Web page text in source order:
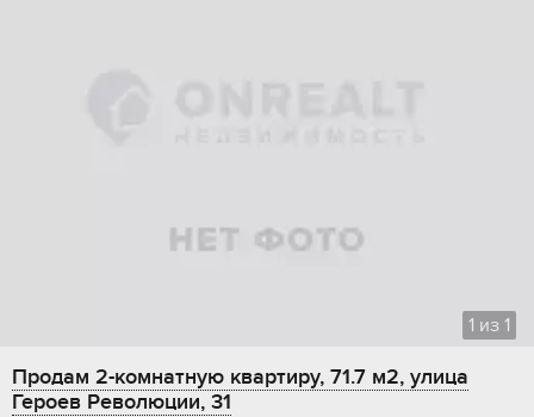
1 из 1
Продам 2-комнатную квартиру, 71.7 м2, улица
Героев Революции, 31